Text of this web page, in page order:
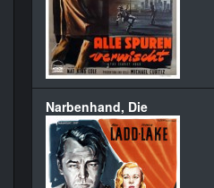
Narbenhand, Die